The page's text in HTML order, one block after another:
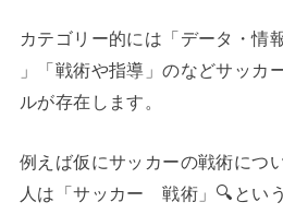
カテゴリー的には「データ・情
」「戦術や指導」のなどサッカ
ルが存在します。
例えば仮にサッカーの戦術につ
人は「サッカー 戦術」🔍とい